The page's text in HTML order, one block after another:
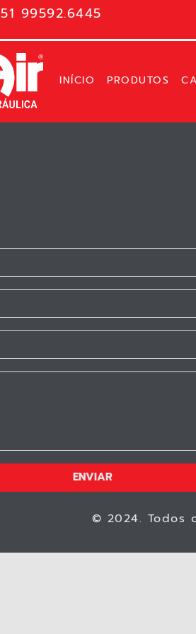
51 99592.6445
INÍCIO PRODUTOS
ENVIAR
© 2024. Todos